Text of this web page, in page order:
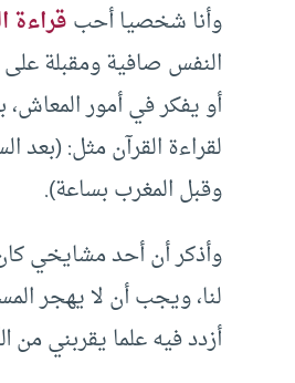
وأنا شخصيا أحبقراءة
النفس صافية ومقبلة على
أو يفكر في أمور
لقراءة القرآن مثل:
وقبل المغرب بساعة).
وأذكر أن أحد مشايخي
لنا، ويجب أن لا يهجر
أزدد فيه علما يقربني